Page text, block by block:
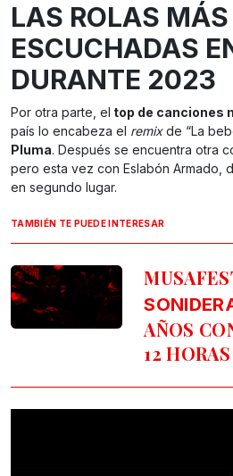
LAS ROLAS MÁS
ESCUCHADAS
DURANTE 2023
Por otra parte, el top de canciones
país lo encabeza el remixde “La
Pluma. Después se encuentra otra
pero esta vez con Eslabón Armado,
en segundo lugar.
TAMBIÉN TE PUEDE INTERESAR
AÑOS
12 HORAS